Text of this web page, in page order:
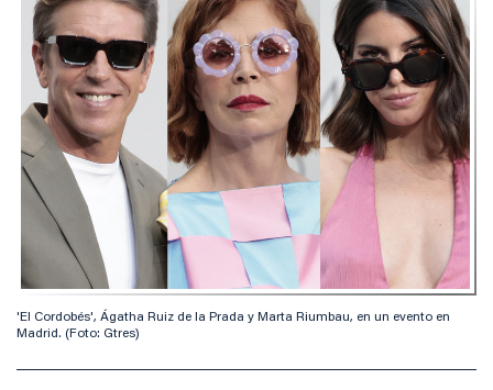
'El Cordobés', Ágatha Ruiz de la Prada y Marta Riumbau, en un evento en
Madrid. (Foto: Gtres)